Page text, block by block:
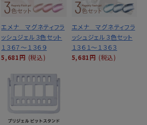
エメナ マグネティフラ
ッシュジェル３色セット
１３６７～１３６９
5,681円 (税込)
エメナ マグネティフラ
ッシュジェル３色セット
１３６１～１３６３
5,681円 (税込)